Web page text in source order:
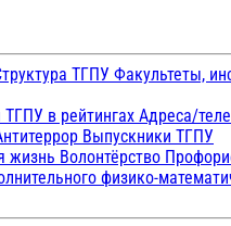
ТГПУ Факультеты,
ТГПУ в рейтингах Адреса/
Выпускники ТГПУ
жизнь Волонтёрство
физико-